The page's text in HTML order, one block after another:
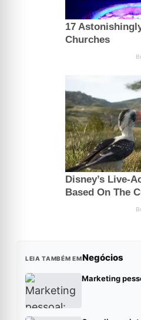
LEIA TAMBÉM EMNegócios
Marketing